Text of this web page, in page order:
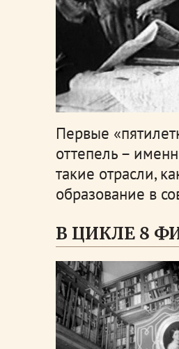
Первые
оттепель –
такие отрасли,
образование в
В ЦИКЛЕ 8